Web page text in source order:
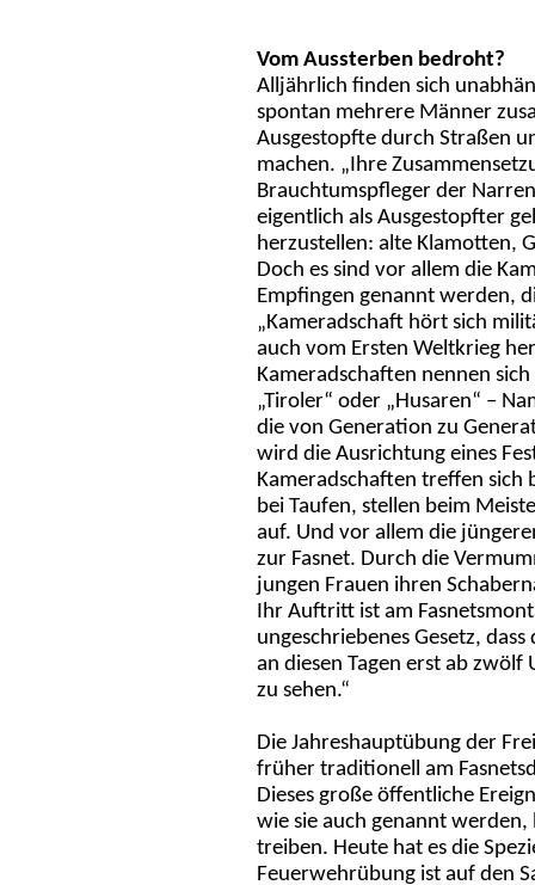
Vom Aussterben bedroht?
Alljährlich finden sich
spontan mehrere Männer
Ausgestopfte durch Straßen
machen. „Ihre
Brauchtumspfleger der
eigentlich als Ausgestopfter
herzustellen: alte Klamotten,
Doch es sind vor allem die
Empfingen genannt werden,
„Kameradschaft hört sich
auch vom Ersten Weltkrieg
Kameradschaften nennen sich
„Tiroler“ oder „Husaren“ –
die von Generation zu
wird die Ausrichtung eines
Kameradschaften treffen sich
bei Taufen, stellen beim
auf. Und vor allem die
zur Fasnet. Durch die
jungen Frauen ihren
Ihr Auftritt ist am
ungeschriebenes Gesetz,
an diesen Tagen erst ab
zu sehen.“
Die Jahreshauptübung der
früher traditionell am
Dieses große öffentliche
wie sie auch genannt
treiben. Heute hat es die
Feuerwehrübung ist auf den